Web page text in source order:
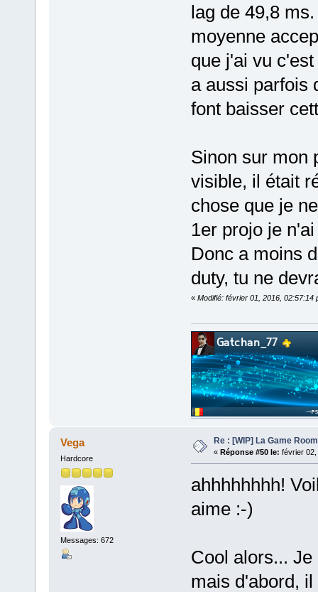
lag de 49,8
moyenne
que j'ai vu
a aussi parfois
font baisser
Sinon sur mon
visible, il était
chose que je
1er projo je
Donc a moins
duty, tu ne
« Modifié: février 01, 2016, 02:57:14
Vega
Hardcore
Messages: 672
Re : [WIP] La Game
« Réponse #50 le: février 02,
ahhhhhhhh!
aime :-)
Cool alors...
mais d'abord,